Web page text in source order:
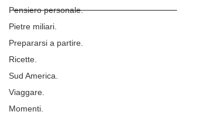
Pensiero personale.
Pietre miliari.
Prepararsi a partire.
Ricette.
Sud America.
Viaggare.
Momenti.